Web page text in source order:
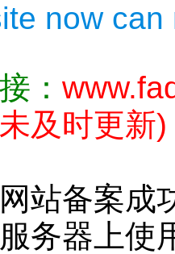
now
：
及时更新)
站备案成
务器上使